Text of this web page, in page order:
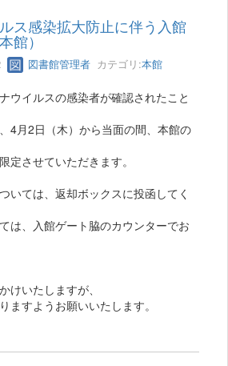
ス感染拡大防止に伴う入館
館）
図書館管理者 カテゴリ:本館
ウイルスの感染者が確認されたこと
4月2日（木）から当面の間、本館の
定させていただきます。
いては、返却ボックスに投函してく
は、入館ゲート脇のカウンターでお
けいたしますが、
ますようお願いいたします。